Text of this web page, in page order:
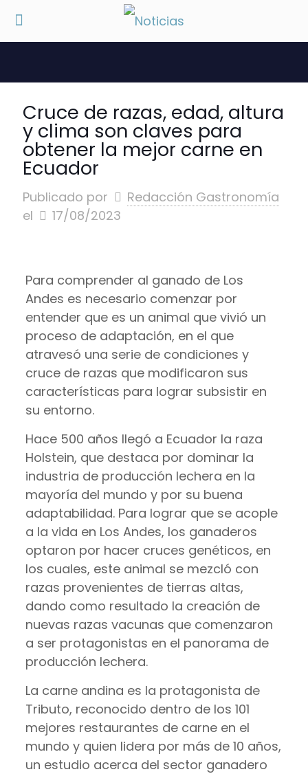
Cruce de razas, edad, altura
y clima son claves para
obtener la mejor carne en
Ecuador
Publicado por
Redacción Gastronomía
el
17/08/2023
Para comprender al ganado de Los
Andes es necesario comenzar por
entender que es un animal que vivió un
proceso de adaptación, en el que
atravesó una serie de condiciones y
cruce de razas que modificaron sus
características para lograr subsistir en
su entorno.
Hace 500 años llegó a Ecuador la raza
Holstein, que destaca por dominar la
industria de producción lechera en la
mayoría del mundo y por su buena
adaptabilidad. Para lograr que se acople
a la vida en Los Andes, los ganaderos
optaron por hacer cruces genéticos, en
los cuales, este animal se mezcló con
razas provenientes de tierras altas,
dando como resultado la creación de
nuevas razas vacunas que comenzaron
a ser protagonistas en el panorama de
producción lechera.
La carne andina es la protagonista de
Tributo, reconocido dentro de los 101
mejores restaurantes de carne en el
mundo y quien lidera por más de 10 años,
un estudio acerca del sector ganadero